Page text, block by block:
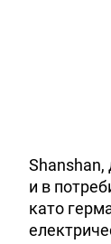
Shanshan,
и в
като